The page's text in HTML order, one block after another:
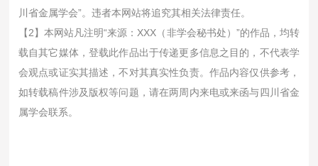
川省金属学会”。违者本网站将追究其相关法律责任。
【2】本网站凡注明“来源：XXX（非学会秘书处）”的作品，均转
载自其它媒体，登载此作品出于传递更多信息之目的，不代表学
会观点或证实其描述，不对其真实性负责。作品内容仅供参考，
如转载稿件涉及版权等问题，请在两周内来电或来函与四川省金
属学会联系。